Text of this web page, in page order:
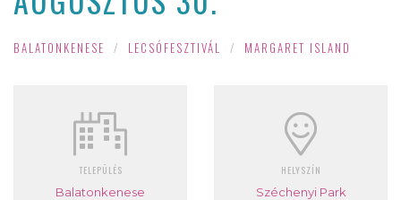
BALATONKENESE / LECSÓFESZTIVÁL / MARGARET ISLAND
TELEPÜLÉS
Balatonkenese
HELYSZÍN
Széchenyi Park